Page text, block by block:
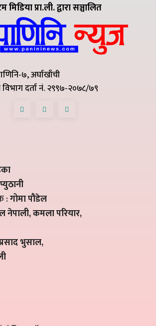
मिडिया प्रा.ली. द्वारा सञ्चालित
७, अर्घाखाँची
दर्ता नं. २९९७-२०७८/७९
:गोमा पौडेल
नेपाली, कमला परियार,
भुसाल,